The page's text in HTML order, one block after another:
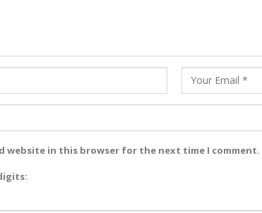
website in this browser for the next time I comment.